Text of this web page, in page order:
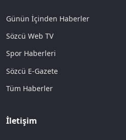
Günün İçinden Haberler
Sözcü Web TV
Spor Haberleri
Sözcü E-Gazete
Tüm Haberler
İletişim